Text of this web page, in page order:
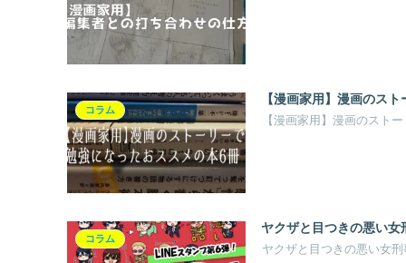
コラム
【漫画家用】漫画のス
【漫画家用】漫画のスト
コラム
ヤクザと目つきの悪い
ヤクザと目つきの悪い女